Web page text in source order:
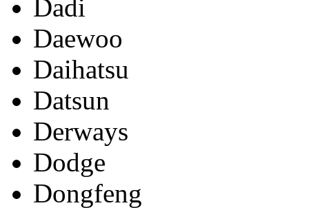
Dadi
Daewoo
Daihatsu
Datsun
Derways
Dodge
Dongfeng